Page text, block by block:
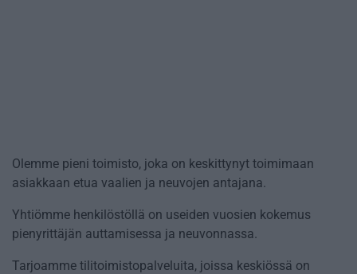
Olemme pieni toimisto, joka on keskittynyt toimimaan
asiakkaan etua vaalien ja neuvojen antajana.
Yhtiömme henkilöstöllä on useiden vuosien kokemus
pienyrittäjän auttamisessa ja neuvonnassa.
Tarjoamme tilitoimistopalveluita, joissa keskiössä on